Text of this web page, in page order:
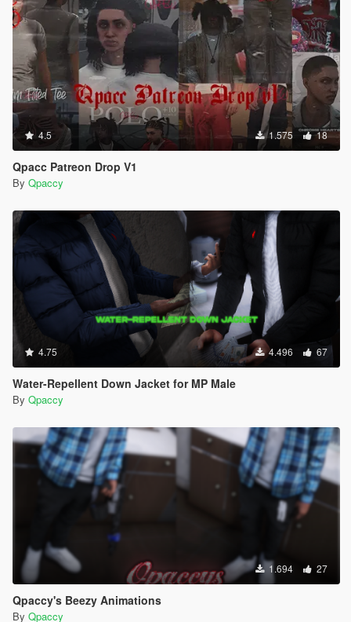
4.5 1.575 18
Qpacc Patreon Drop V1
By Qpaccy
4.75 4.496 67
Water-Repellent Down Jacket for MP Male
By Qpaccy
1.694 27
Qpaccy's Beezy Animations
By Qpaccy